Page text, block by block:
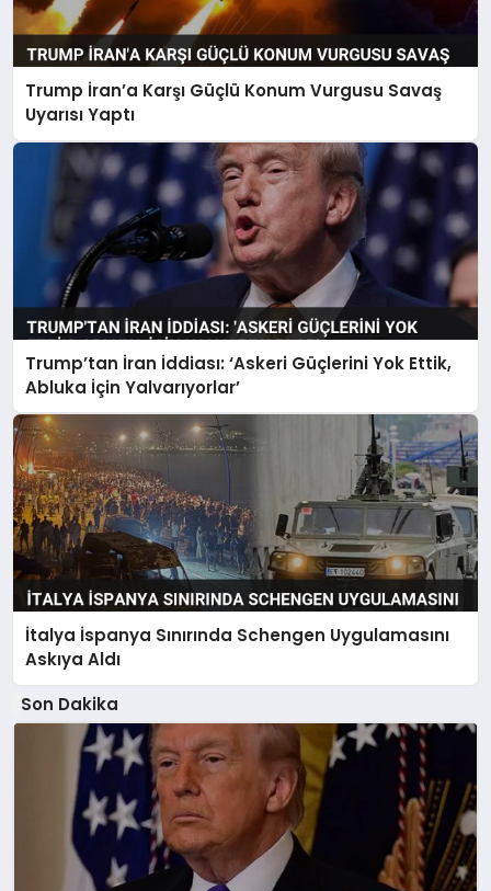
Trump İran’a Karşı Güçlü Konum Vurgusu Savaş
Uyarısı Yaptı
Trump’tan İran İddiası: ‘Askeri Güçlerini Yok Ettik,
Abluka İçin Yalvarıyorlar’
İtalya İspanya Sınırında Schengen Uygulamasını
Askıya Aldı
Son Dakika